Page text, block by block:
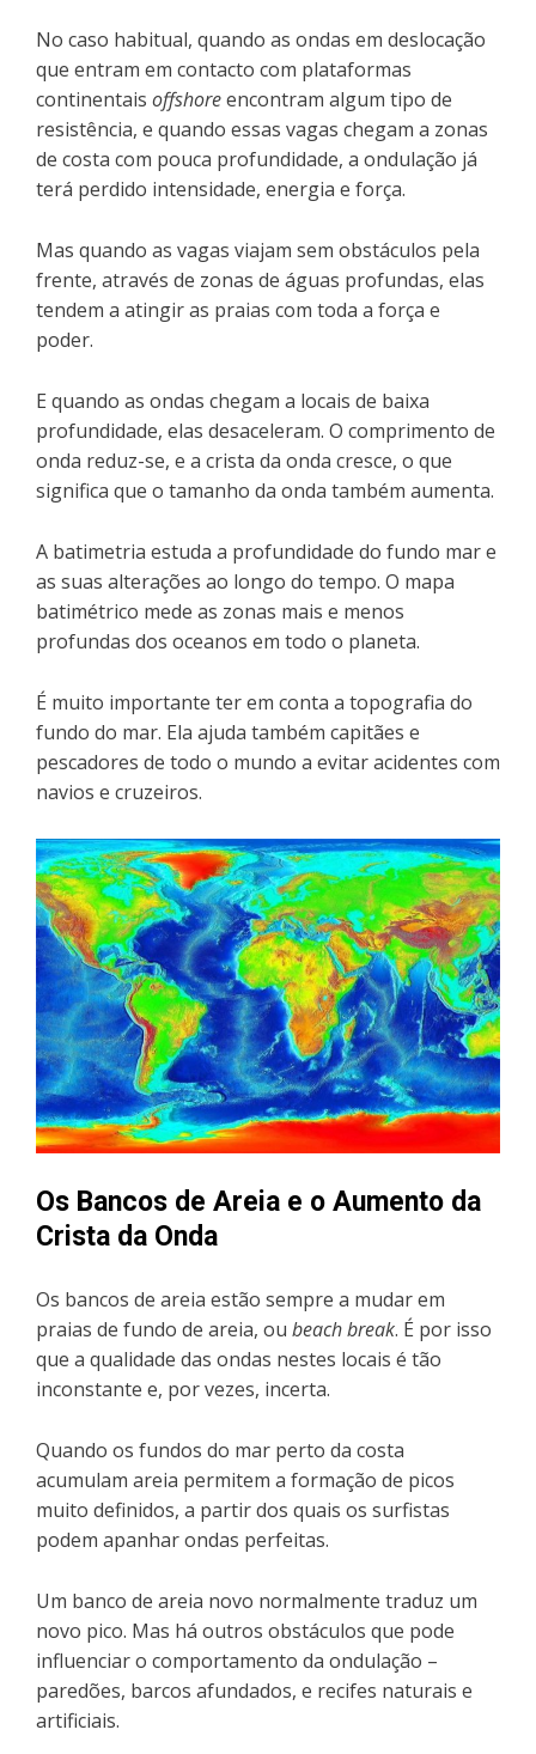
No caso habitual, quando as ondas em deslocação
que entram em contacto com plataformas
continentais offshoreencontram algum tipo de
resistência, e quando essas vagas chegam a zonas
de costa com pouca profundidade, a ondulação já
terá perdido intensidade, energia e força.
Mas quando as vagas viajam sem obstáculos pela
frente, através de zonas de águas profundas, elas
tendem a atingir as praias com toda a força e
poder.
E quando as ondas chegam a locais de baixa
profundidade, elas desaceleram. O comprimento de
onda reduz-se, e a crista da onda cresce, o que
significa que o tamanho da onda também aumenta.
A batimetria estuda a profundidade do fundo mar e
as suas alterações ao longo do tempo. O mapa
batimétrico mede as zonas mais e menos
profundas dos oceanos em todo o planeta.
É muito importante ter em conta a topografia do
fundo do mar. Ela ajuda também capitães e
pescadores de todo o mundo a evitar acidentes com
navios e cruzeiros.
Os Bancos de Areia e o Aumento da
Crista da Onda
Os bancos de areia estão sempre a mudar em
praias de fundo de areia, ou beach break. É por isso
que a qualidade das ondas nestes locais é tão
inconstante e, por vezes, incerta.
Quando os fundos do mar perto da costa
acumulam areia permitem a formação de picos
muito definidos, a partir dos quais os surfistas
podem apanhar ondas perfeitas.
Um banco de areia novo normalmente traduz um
novo pico. Mas há outros obstáculos que pode
influenciar o comportamento da ondulação –
paredões, barcos afundados, e recifes naturais e
artificiais.